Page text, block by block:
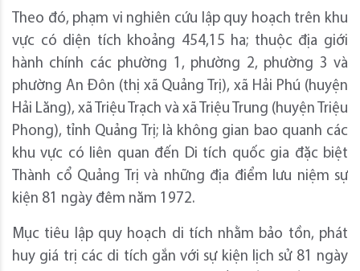
Theo đó, phạm vi nghiên cứu lập quy hoạch trên khu
vực có diện tích khoảng 454,15 ha; thuộc địa giới
hành chính các phường 1, phường 2, phường 3 và
phường An Đôn (thị xã Quảng Trị), xã Hải Phú (huyện
Hải Lăng), xã Triệu Trạch và xã Triệu Trung (huyện Triệu
Phong), tỉnh Quảng Trị; là không gian bao quanh các
khu vực có liên quan đến Di tích quốc gia đặc biệt
Thành cổ Quảng Trị và những địa điểm lưu niệm sự
kiện 81 ngày đêm năm 1972.
Mục tiêu lập quy hoạch di tích nhằm bảo tồn, phát
huy giá trị các di tích gắn với sự kiện lịch sử 81 ngày